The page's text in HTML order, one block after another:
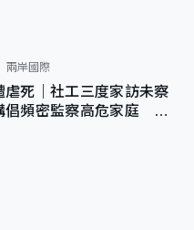
兩岸國際
虐死｜社工三度家訪未察
頻密監察高危家庭 管